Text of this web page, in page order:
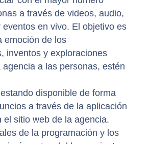
a través de videos, audio,
eventos en vivo. El objetivo es
emoción de los
inventos y exploraciones
a las personas, estén
disponible de forma
a través de la aplicación
el sitio web de la agencia.
de la programación y los